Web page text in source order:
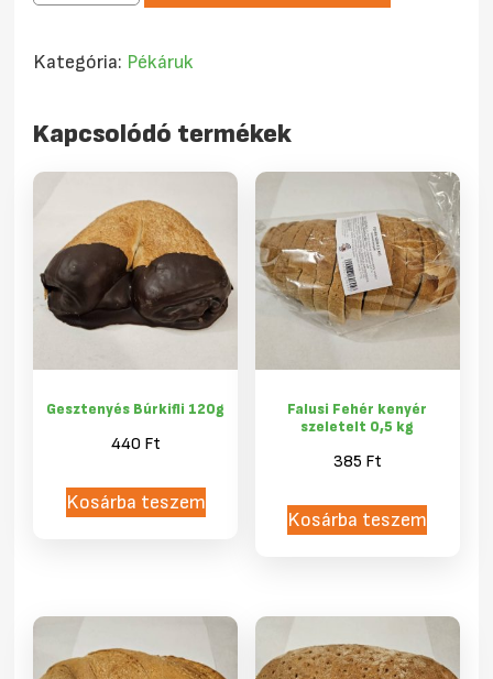
kifli
mennyiség
Kategória: Pékáruk
Kapcsolódó termékek
Gesztenyés Búrkifli 120g
440 Ft
Kosárba teszem
Falusi Fehér kenyér
szeletelt 0,5 kg
385 Ft
Kosárba teszem